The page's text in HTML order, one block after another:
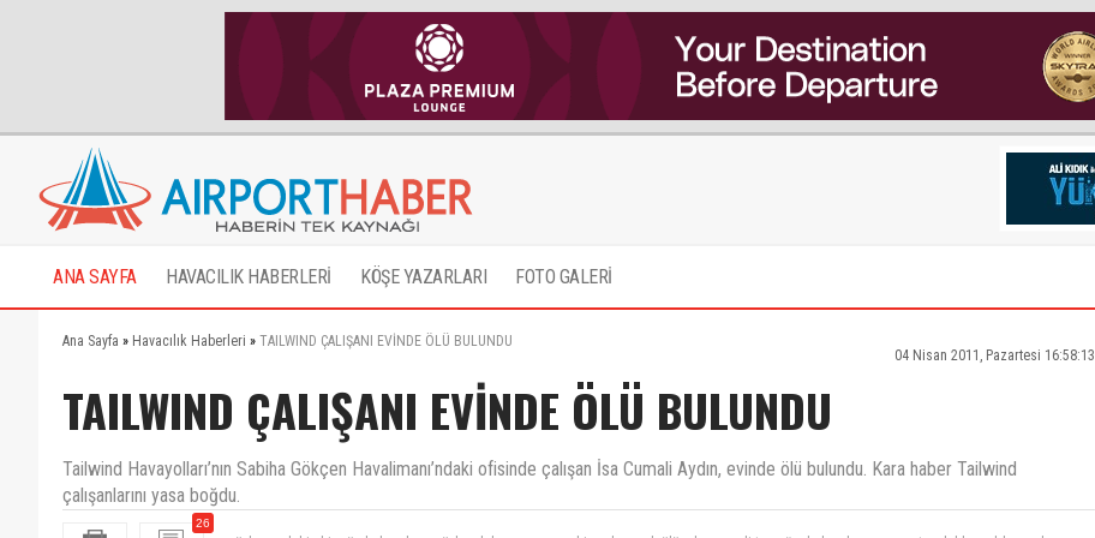
ANA SAYFA HAVACILIK HABERLERİ KÖŞE YAZARLARI FOTO GALERİ
Ana Sayfa » Havacılık Haberleri » TAILWIND ÇALIŞANI EVİNDE ÖLÜ BULUNDU
04 Nisan 2011, Pazartesi 16:58:13
TAILWIND ÇALIŞANI EVİNDE ÖLÜ BULUNDU
Tailwind Havayolları’nın Sabiha Gökçen Havalimanı’ndaki ofisinde çalışan İsa Cumali Aydın, evinde ölü bulundu. Kara haber Tailwind
çalışanlarını yasa boğdu.
26